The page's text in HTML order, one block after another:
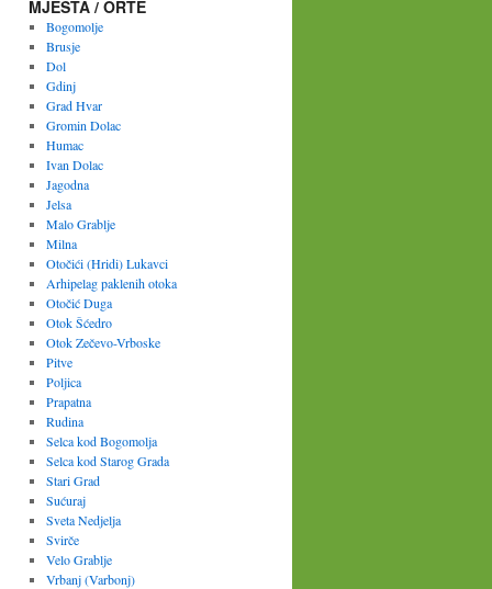
MJESTA / ORTE
Bogomolje
Brusje
Dol
Gdinj
Grad Hvar
Gromin Dolac
Humac
Ivan Dolac
Jagodna
Jelsa
Malo Grablje
Milna
Otočići (Hridi) Lukavci
Arhipelag paklenih otoka
Otočić Duga
Otok Šćedro
Otok Zečevo-Vrboske
Pitve
Poljica
Prapatna
Rudina
Selca kod Bogomolja
Selca kod Starog Grada
Stari Grad
Sućuraj
Sveta Nedjelja
Svirče
Velo Grablje
Vrbanj (Varbonj)